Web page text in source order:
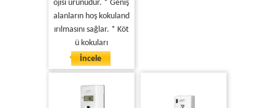
ojisi ürünüdür. * Geniş
alanların hoş kokuland
ırılmasını sağlar. * Köt
ü kokuları
İncele